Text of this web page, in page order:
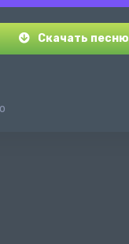
Скачать песню